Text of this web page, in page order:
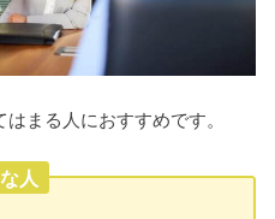
はまる人におすすめです。
人